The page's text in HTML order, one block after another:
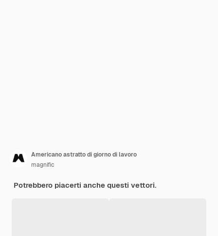
Americano astratto di giorno di lavoro
magnific
Potrebbero piacerti anche questi vettori.